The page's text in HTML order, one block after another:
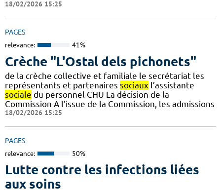
18/02/2026 15:25
PAGES
relevance: 41%
Crèche "L'Ostal dels pichonets"
de la crèche collective et familiale le secrétariat les
représentants et partenaires sociaux l’assistante
sociale du personnel CHU La décision de la
Commission A l’issue de la Commission, les admissions
18/02/2026 15:25
PAGES
relevance: 50%
Lutte contre les infections liées
aux soins